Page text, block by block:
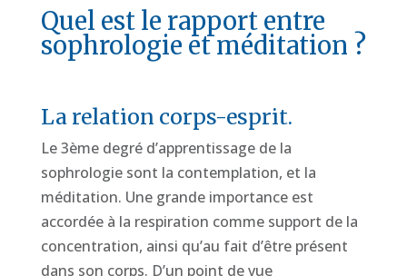
Quel est le rapport entre
sophrologie et méditation ?
La relation corps-esprit.
Le 3ème degré d’apprentissage de la
sophrologie sont la contemplation, et la
méditation. Une grande importance est
accordée à la respiration comme support de la
concentration, ainsi qu’au fait d’être présent
dans son corps. D’un point de vue